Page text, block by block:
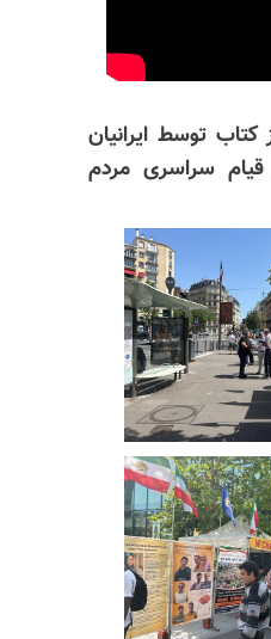
توسط ایرانیان
سراسری مردم